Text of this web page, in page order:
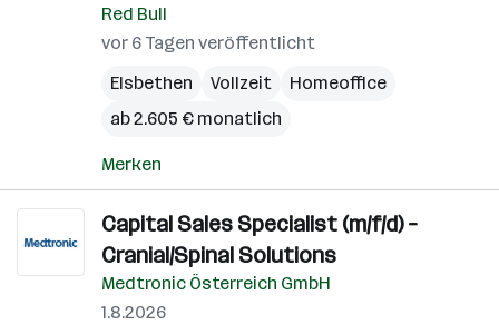
Red Bull
vor 6 Tagen veröffentlicht
Elsbethen
Vollzeit
Homeoffice
ab 2.605 € monatlich
Merken
Capital Sales Specialist (m/f/d) –
Cranial/Spinal Solutions
Medtronic Österreich GmbH
1.8.2026